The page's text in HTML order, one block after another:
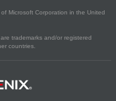
Microsoft Corporation in the United
trademarks and/or registered
countries.